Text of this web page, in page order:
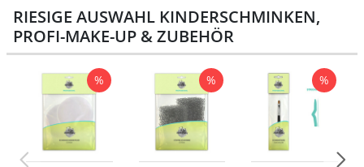
RIESIGE AUSWAHL KINDERSCHMINKEN,
PROFI-MAKE-UP & ZUBEHÖR
% % %